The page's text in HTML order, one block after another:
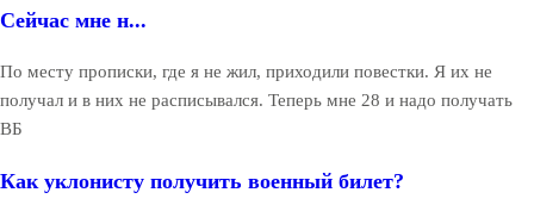
Сейчас мне н...
По месту прописки, где я не жил, приходили повестки. Я их не
получал и в них не расписывался. Теперь мне 28 и надо получать
ВБ
Как уклонисту получить военный билет?